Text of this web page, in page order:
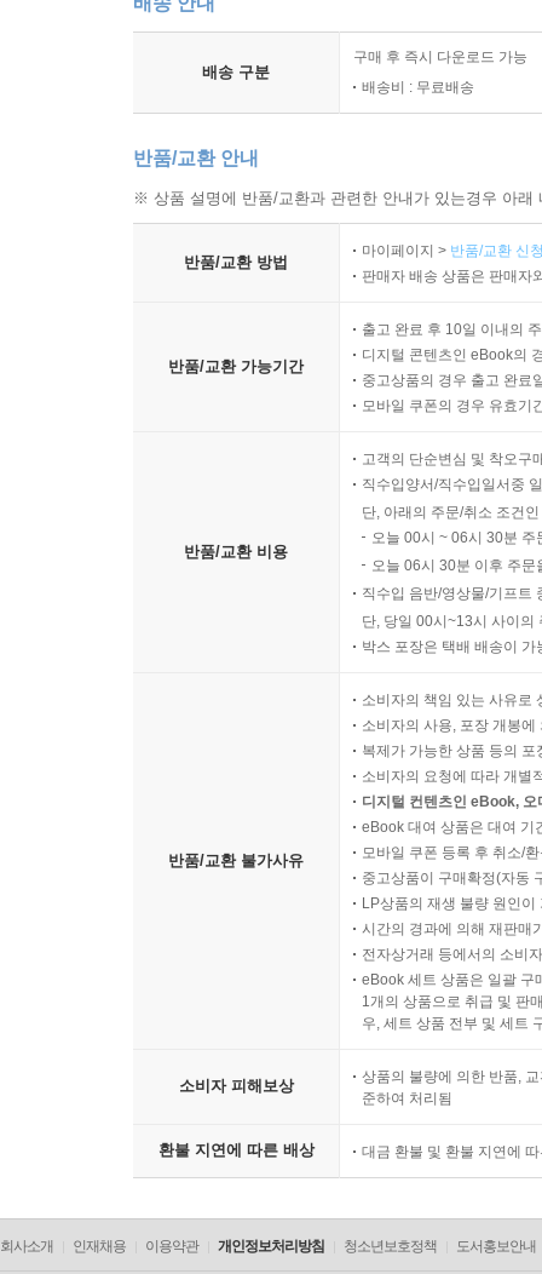
배송 구분
구매 후 즉시 다운로드 가능
배송비 : 무료배송
반품/교환 안내
※ 상품 설명에 반품/교환과 관련한 안내가 있는경우 아
반품/교환 방법
마이페이지 > 반품/교환 신
판매자 배송 상품은 판매자
반품/교환 가능기간
출고 완료 후 10일 이내의
디지털 콘텐츠인 eBook의
중고상품의 경우 출고 완료
모바일 쿠폰의 경우 유효기
반품/교환 비용
고객의 단순변심 및 착오구
직수입양서/직수입일서중
단, 아래의 주문/취소 조건
오늘 00시 ~ 06시 30분
오늘 06시 30분 이후 주
직수입 음반/영상물/기프트
단, 당일 00시~13시 사이의
박스 포장은 택배 배송이
반품/교환 불가사유
소비자의 책임 있는 사유로
소비자의 사용, 포장 개봉
복제가 가능한 상품 등의
소비자의 요청에 따라 개별
디지털 컨텐츠인 eBook,
eBook 대여 상품은 대여 기
모바일 쿠폰 등록 후 취소/
중고상품이 구매확정(자동
LP상품의 재생 불량 원인
시간의 경과에 의해 재판매
전자상거래 등에서의 소비
eBook 세트 상품은 일괄 구
1개의 상품으로 취급 및 판
우, 세트 상품 전부 및 세트
소비자 피해보상
상품의 불량에 의한 반품,
준하여 처리됨
환불 지연에 따른 배상 대금 환불 및 환불 지연에
회사소개 인재채용 이용약관 개인정보처리방침 청소년보호정책 도서홍보안내